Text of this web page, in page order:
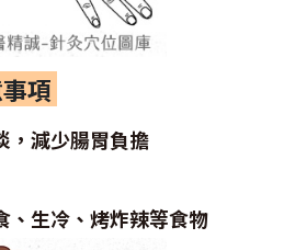
項
，減少腸胃負擔
、生冷、烤炸辣等食物